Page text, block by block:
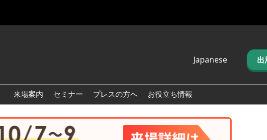
Japanese
English
简体中文
繁体中文
한국어 (네이버 블
出
ー＆キッズ EXPO
来場案内 セミナー プレスの方へ お役立ち情報